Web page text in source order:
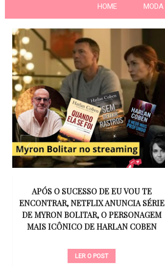
HOME MODA
APÓS O SUCESSO DE EU VOU TE
ENCONTRAR, NETFLIX ANUNCIA SÉRIE
DE MYRON BOLITAR, O PERSONAGEM
MAIS ICÔNICO DE HARLAN COBEN
LER O POST